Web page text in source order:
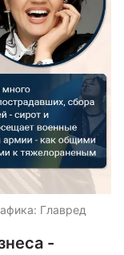
Главред
-